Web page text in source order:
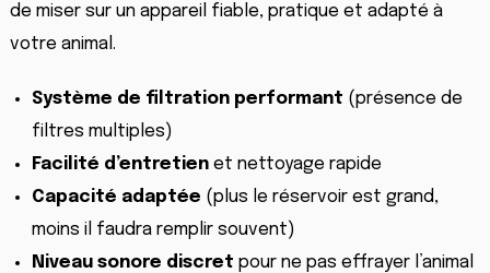
de miser sur un appareil fiable, pratique et adapté à
votre animal.
Système de filtration performant (présence de
filtres multiples)
Facilité d’entretienet nettoyage rapide
Capacité adaptée (plus le réservoir est grand,
moins il faudra remplir souvent)
Niveau sonore discret pour ne pas effrayer l’animal